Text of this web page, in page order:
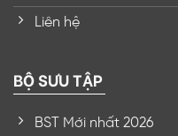
Liên hệ
BỘ SƯU TẬP
BST Mới nhất 2026